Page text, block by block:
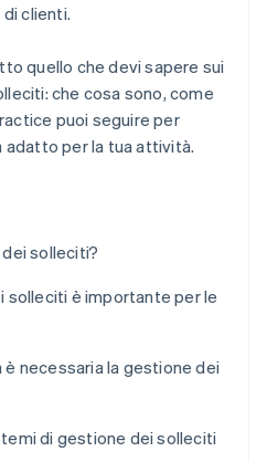
clienti.
quello che devi sapere sui
che cosa sono, come
puoi seguire per
per la tua attività.
solleciti?
solleciti è importante per le
necessaria la gestione dei
di gestione dei solleciti